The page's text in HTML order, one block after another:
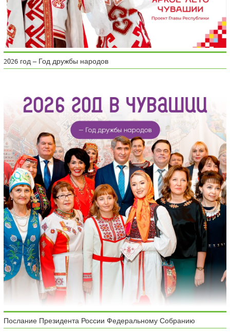
2026 год – Год дружбы народов
Послание Президента России Федеральному Собранию